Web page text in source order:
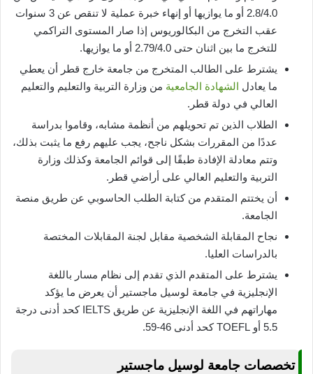
2.8/4.0 أو ما يوازيها أو إنهاء خبرة عملية لا تنقص عن 3 سنوات
عقب التخرج من البكالوريوس إذا صار المستوى التراكمي
للتخرج ما بين اثنان حتى 2.79/4.0 أو ما يوازيها.
يشترط على الطالب المتخرج من جامعة خارج قطر أن يعطي
ما يعادل الشهادة الجامعية من وزارة التربية والتعليم والتعليم
العالي في دولة قطر.
الطلاب الذين تم تحويلهم من أنظمة مشابه، وقاموا بدراسة
عددًا من المقررات بشكل ناجح، يجب عليهم رفع ما يثبت بذلك،
وتتم معادلة الإفادة طبقًا إلى قوائم الجامعة وكذلك وزارة
التربية والتعليم العالي على أراضي قطر.
أن يختتم المتقدم من كتابة الطلب الحاسوبي عن طريق منصة
الجامعة.
نجاح المقابلة الشخصية مقابل لجنة المقابلات المختصة
بالدراسات العليا.
يشترط على المتقدم الذي تقدم إلى نظام مسار باللغة
الإنجليزية في جامعة لوسيل ماجستير أن يعرض ما يؤكد
مهاراتهم في اللغة الإنجليزية عن طريق IELTS كحد أدنى درجة
5.5 أو TOEFL كحد أدنى 46-59.
تخصصات جامعة لوسيل ماجستير